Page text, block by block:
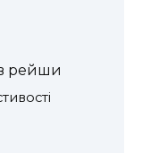
рейши